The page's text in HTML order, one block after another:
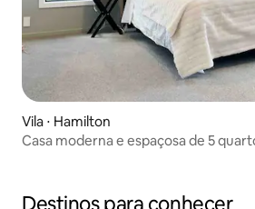
Vila ⋅ Hamilton
Casa moderna e espaçosa de 5
Destinos para conhecer